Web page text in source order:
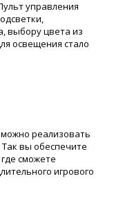
управления
выбору цвета из
освещения стало
можно реализовать
вы обеспечите
сможете
игрового